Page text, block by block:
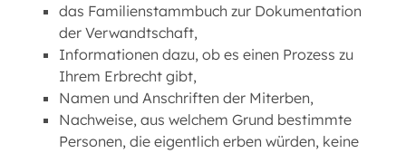
das Familienstammbuch zur Dokumentation
der Verwandtschaft,
Informationen dazu, ob es einen Prozess zu
Ihrem Erbrecht gibt,
Namen und Anschriften der Miterben,
Nachweise, aus welchem Grund bestimmte
Personen, die eigentlich erben würden, keine